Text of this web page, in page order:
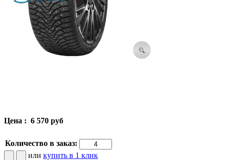
Цена : 6 570 руб
Количество в заказ:
или купить в 1 клик